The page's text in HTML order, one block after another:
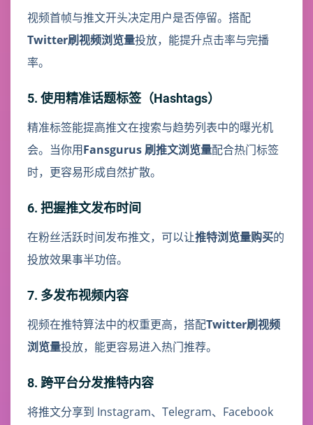
视频首帧与推文开头决定用户是否停留。搭配
Twitter刷视频浏览量投放，能提升点击率与完播
率。
5. 使用精准话题标签（Hashtags）
精准标签能提高推文在搜索与趋势列表中的曝光机
会。当你用Fansgurus 刷推文浏览量配合热门标签
时，更容易形成自然扩散。
6. 把握推文发布时间
在粉丝活跃时间发布推文，可以让推特浏览量购买的
投放效果事半功倍。
7. 多发布视频内容
视频在推特算法中的权重更高，搭配Twitter刷视频
浏览量投放，能更容易进入热门推荐。
8. 跨平台分发推特内容
将推文分享到 Instagram、Telegram、Facebook